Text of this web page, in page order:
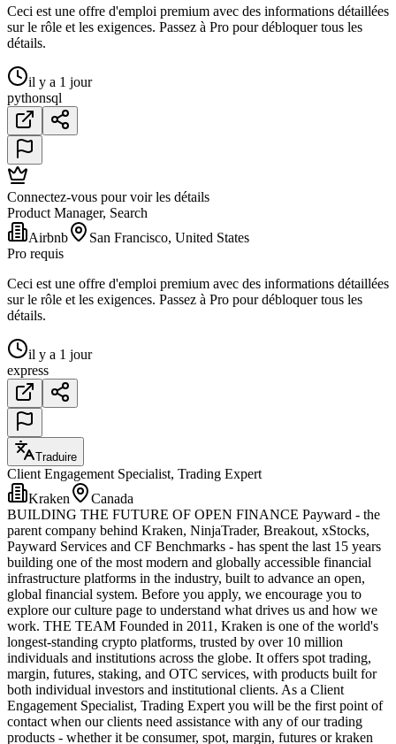
Ceci est une offre d'emploi premium avec des informations détaillées
sur le rôle et les exigences. Passez à Pro pour débloquer tous les
détails.
il y a 1 jour
pythonsql
Connectez-vous pour voir les détails
Product Manager, Search
Airbnb
San Francisco, United States
Pro requis
Ceci est une offre d'emploi premium avec des informations détaillées
sur le rôle et les exigences. Passez à Pro pour débloquer tous les
détails.
il y a 1 jour
express
Traduire
Client Engagement Specialist, Trading Expert
Kraken
Canada
BUILDING THE FUTURE OF OPEN FINANCE Payward - the
parent company behind Kraken, NinjaTrader, Breakout, xStocks,
Payward Services and CF Benchmarks - has spent the last 15 years
building one of the most modern and globally accessible financial
infrastructure platforms in the industry, built to advance an open,
global financial system. Before you apply, we encourage you to
explore our culture page to understand what drives us and how we
work. THE TEAM Founded in 2011, Kraken is one of the world's
longest-standing crypto platforms, trusted by over 10 million
individuals and institutions across the globe. It offers spot trading,
margin, futures, staking, and OTC services, with products built for
both individual investors and institutional clients. As a Client
Engagement Specialist, Trading Expert you will be the first point of
contact when our clients need assistance with any of our trading
products - whether it be consumer, spot, margin, futures or kraken